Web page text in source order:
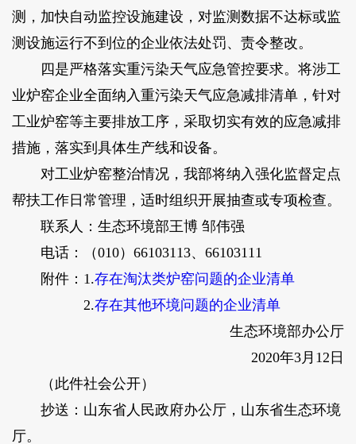
测，加快自动监控设施建设，对监测数据不达标或监
测设施运行不到位的企业依法处罚、责令整改。
四是严格落实重污染天气应急管控要求。将涉工
业炉窑企业全面纳入重污染天气应急减排清单，针对
工业炉窑等主要排放工序，采取切实有效的应急减排
措施，落实到具体生产线和设备。
对工业炉窑整治情况，我部将纳入强化监督定点
帮扶工作日常管理，适时组织开展抽查或专项检查。
联系人：生态环境部王博 邹伟强
电话：（010）66103113、66103111
附件：1.存在淘汰类炉窑问题的企业清单
2.存在其他环境问题的企业清单
生态环境部办公厅
2020年3月12日
（此件社会公开）
抄送：山东省人民政府办公厅，山东省生态环境
厅。